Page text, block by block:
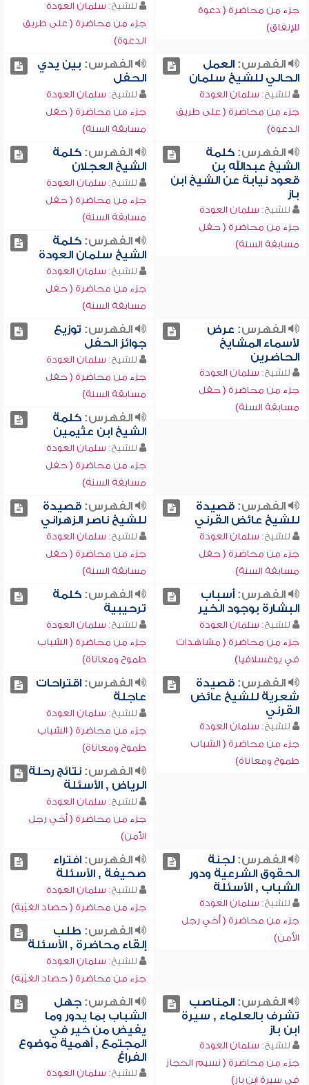
جزء من محاضرة ( دعوة
للإنفاق)
للشيخ: سلمان العودة
جزء من محاضرة ( على طريق
الدعوة)
الفهرس:العمل
الحالي للشيخ سلمان
للشيخ: سلمان العودة
جزء من محاضرة ( على طريق
الدعوة)
الفهرس: بين يدي
الحفل
للشيخ: سلمان العودة
جزء من محاضرة ( حفل
مسابقة السنة)
الفهرس:كلمة
الشيخ عبدالله بن
قعود نيابة عن الشيخ ابن
باز
للشيخ: سلمان العودة
جزء من محاضرة ( حفل
مسابقة السنة)
الفهرس:كلمة
الشيخ العجلان
للشيخ: سلمان العودة
جزء من محاضرة ( حفل
مسابقة السنة)
الفهرس:كلمة
الشيخ سلمان العودة
للشيخ: سلمان العودة
جزء من محاضرة ( حفل
مسابقة السنة)
الفهرس: عرض
لأسماء المشايخ
الحاضرين
للشيخ: سلمان العودة
جزء من محاضرة ( حفل
مسابقة السنة)
الفهرس: توزيع
جوائز الحفل
للشيخ: سلمان العودة
جزء من محاضرة ( حفل
مسابقة السنة)
الفهرس:كلمة
الشيخ ابن عثيمين
للشيخ: سلمان العودة
جزء من محاضرة ( حفل
مسابقة السنة)
الفهرس:قصيدة
للشيخ عائض القرني
للشيخ: سلمان العودة
جزء من محاضرة ( حفل
مسابقة السنة)
الفهرس:قصيدة
للشيخ ناصر الزهراني
للشيخ: سلمان العودة
جزء من محاضرة ( حفل
مسابقة السنة)
الفهرس:أسباب
البشارة بوجود الخير
للشيخ: سلمان العودة
جزء من محاضرة ( مشاهدات
في يوغسلافيا)
الفهرس:كلمة
ترحيبية
للشيخ: سلمان العودة
جزء من محاضرة ( الشباب
طموح ومعاناة)
الفهرس:قصيدة
شعرية للشيخ عائض
القرني
للشيخ: سلمان العودة
جزء من محاضرة ( الشباب
طموح ومعاناة)
الفهرس:اقتراحات
عاجلة
للشيخ: سلمان العودة
جزء من محاضرة ( الشباب
طموح ومعاناة)
الفهرس:نتائج رحلة
الرياض , الأسئلة
للشيخ: سلمان العودة
جزء من محاضرة ( أخي رجل
الأمن)
الفهرس:لجنة
الحقوق الشرعية ودور
الشباب , الأسئلة
للشيخ: سلمان العودة
جزء من محاضرة ( أخي رجل
الأمن)
الفهرس:افتراء
صحيفة , الأسئلة
للشيخ: سلمان العودة
جزء من محاضرة ( حصاد الغَيْبَة)
الفهرس: طلب
إلقاء محاضرة , الأسئلة
للشيخ: سلمان العودة
جزء من محاضرة ( حصاد الغَيْبَة)
الفهرس:المناصب
تشرف بالعلماء , سيرة
ابن باز
للشيخ: سلمان العودة
جزء من محاضرة ( نسيم الحجاز
في سيرة ابن باز)
الفهرس:جهل
الشباب بما يدور وما
يفيض من خير في
المجتمع , أهمية موضوع
الفراغ
للشيخ: سلمان العودة